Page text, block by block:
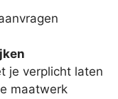
je verplicht laten
maatwerk